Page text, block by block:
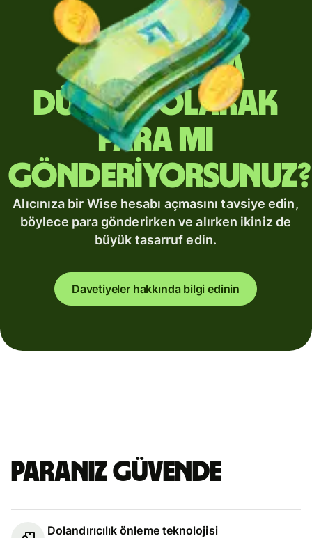
Yurt dışına
düzenli olarak
para mı
gönderiyorsunuz?
Alıcınıza bir Wise hesabı açmasını tavsiye edin,
böylece para gönderirken ve alırken ikiniz de
büyük tasarruf edin.
Davetiyeler hakkında bilgi edinin
Paranız güvende
Dolandırıcılık önleme teknolojisi